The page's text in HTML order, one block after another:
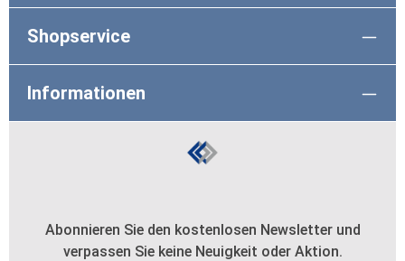
Shopservice
Informationen
Abonnieren Sie den kostenlosen Newsletter und
verpassen Sie keine Neuigkeit oder Aktion.